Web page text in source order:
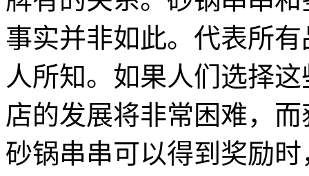
事实并非如此。代表所
人所知。如果人们选择
店的发展将非常困难，
砂锅串串可以得到奖励